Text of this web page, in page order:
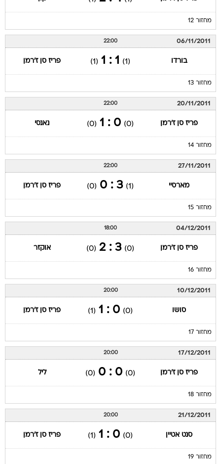
מחזור 12
06/11/2011
22:00
בורדו (1)
1 : 1
(1) פריז סן ז'רמן
מחזור 13
20/11/2011
22:00
פריז סן ז'רמן (0)
0 : 1
(0) נאנסי
מחזור 14
27/11/2011
22:00
מארסיי (1)
3 : 0
(0) פריז סן ז'רמן
מחזור 15
04/12/2011
18:00
פריז סן ז'רמן (0)
3 : 2
(0) אוקזר
מחזור 16
10/12/2011
20:00
סושו (0)
0 : 1
(1) פריז סן ז'רמן
מחזור 17
17/12/2011
20:00
פריז סן ז'רמן (0)
0 : 0
(0) ליל
מחזור 18
21/12/2011
20:00
סנט אטיין (0)
0 : 1
(1) פריז סן ז'רמן
מחזור 19